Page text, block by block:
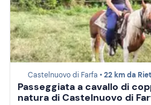
Castelnuovo di Farfa •22 km da
Passeggiata a cavallo di
natura di Castelnuovo di